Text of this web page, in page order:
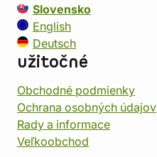
Slovensko
English
Deutsch
užitočné
Obchodné podmienky
Ochrana osobných údajov
Rady a informace
Veľkoobchod